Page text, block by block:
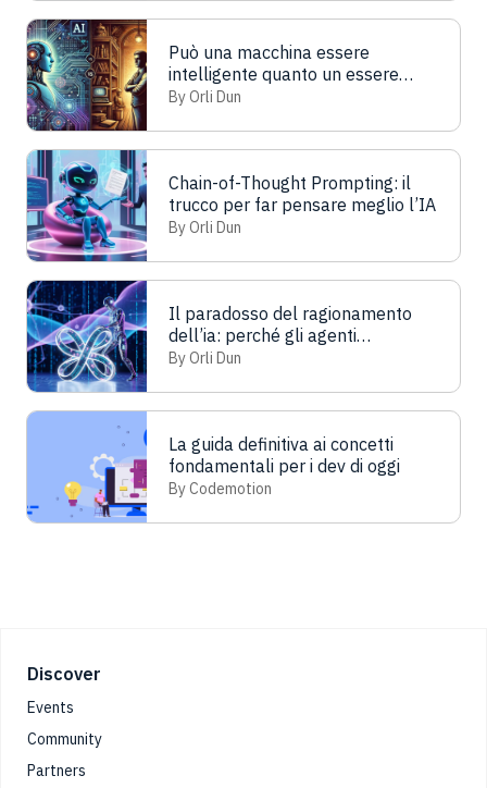
Può una macchina essere
intelligente quanto un essere
umano? Il Test di Turing
By Orli Dun
Chain-of-Thought Prompting: il
trucco per far pensare meglio l’IA
By Orli Dun
Il paradosso del ragionamento
dell’ia: perché gli agenti
inciampano
By Orli Dun
La guida definitiva ai concetti
fondamentali per i dev di oggi
By Codemotion
Footer
Discover
Events
Community
Partners